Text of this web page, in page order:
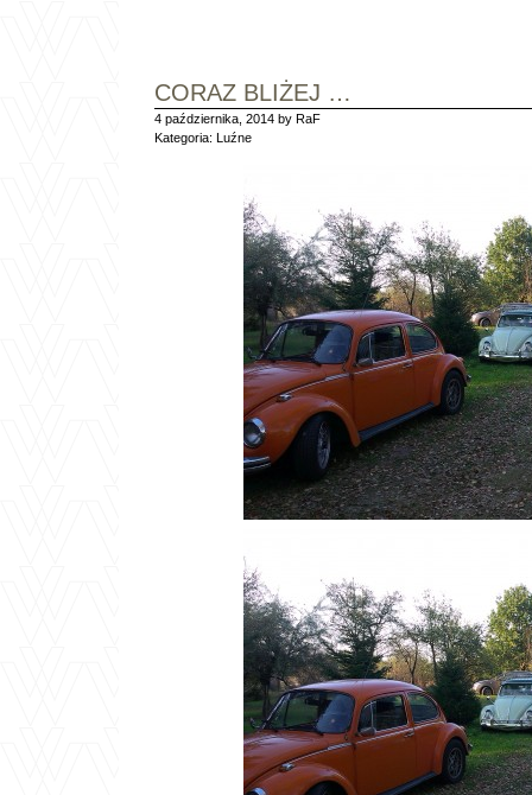
CORAZ BLIŻEJ …
4 października, 2014 by RaF
Kategoria: Luźne